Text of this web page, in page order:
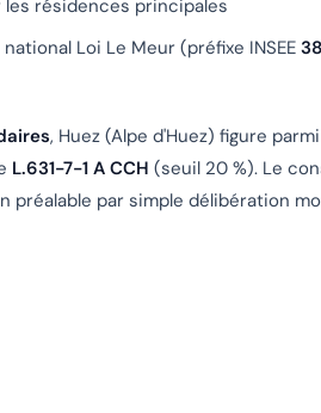
résidences principales
Loi Le Meur (préfixe INSEE
, Huez (Alpe d'Huez) figure
L.631-7-1 A CCH (seuil 20 %). Le
par simple délibération